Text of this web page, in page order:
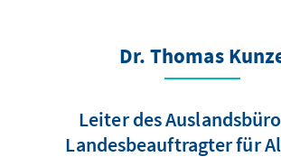
Dr. Thomas
Leiter des
Landesbeauftragter für